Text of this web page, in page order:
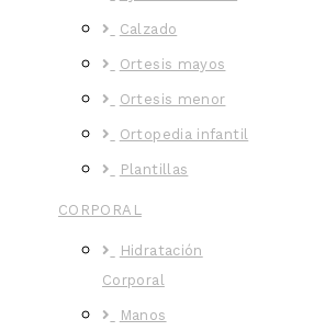
Calzado
Ortesis mayos
Ortesis menor
Ortopedia infantil
Plantillas
CORPORAL
Hidratación
Corporal
Manos